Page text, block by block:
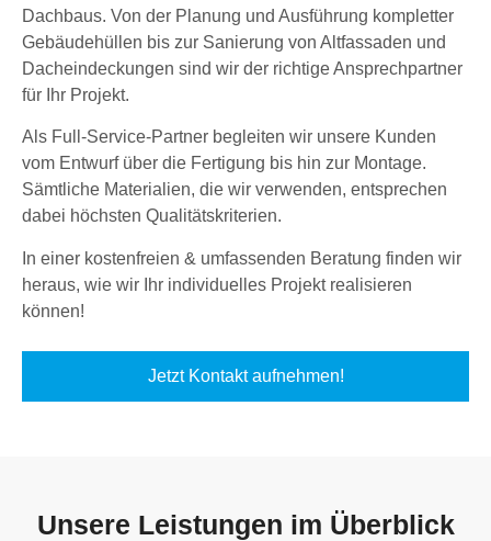
Dachbaus. Von der Planung und Ausführung kompletter
Gebäudehüllen bis zur Sanierung von Altfassaden und
Dacheindeckungen sind wir der richtige Ansprechpartner
für Ihr Projekt.
Als Full-Service-Partner begleiten wir unsere Kunden
vom Entwurf über die Fertigung bis hin zur Montage.
Sämtliche Materialien, die wir verwenden, entsprechen
dabei höchsten Qualitätskriterien.
In einer kostenfreien & umfassenden Beratung finden wir
heraus, wie wir Ihr individuelles Projekt realisieren
können!
Jetzt Kontakt aufnehmen!
Unsere Leistungen im Überblick